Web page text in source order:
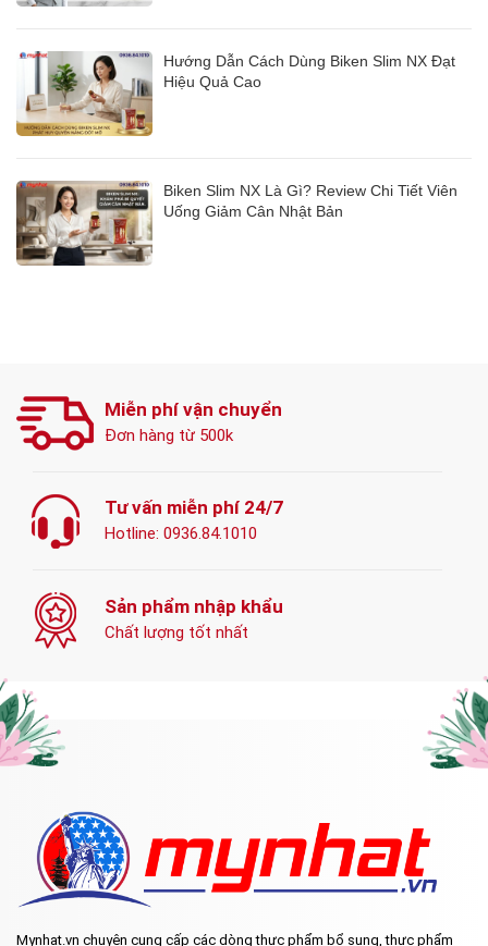
Hướng Dẫn Cách Dùng Biken Slim NX Đạt
Hiệu Quả Cao
Biken Slim NX Là Gì? Review Chi Tiết Viên
Uống Giảm Cân Nhật Bản
Miễn phí vận chuyển
Đơn hàng từ 500k
Tư vấn miễn phí 24/7
Hotline: 0936.84.1010
Sản phẩm nhập khẩu
Chất lượng tốt nhất
Mynhat.vn chuyên cung cấp các dòng thực phẩm bổ sung, thực phẩm